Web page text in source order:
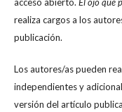
realiza cargos a los
publicación.
Los autores/as pueden
independientes y
versión del artículo